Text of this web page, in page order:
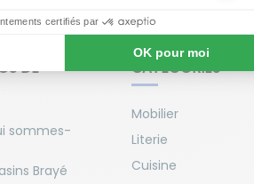
DE
sommes-
Brayé
CATÉGORIES
Mobilier
Literie
Cuisine